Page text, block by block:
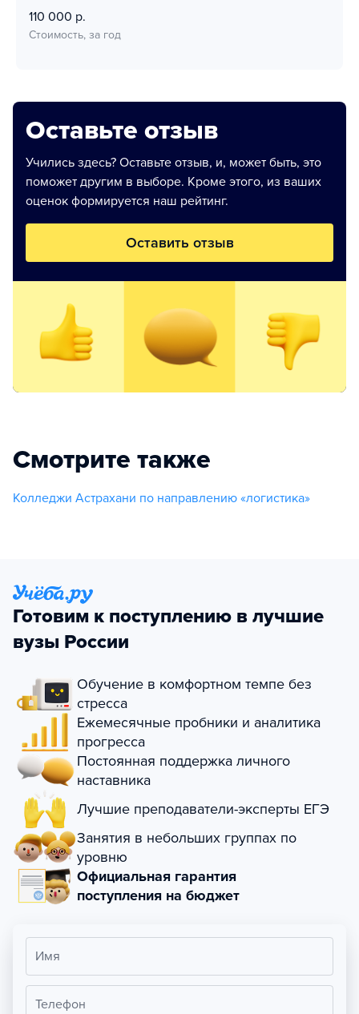
110 000 р.
Стоимость, за год
Оставьте отзыв
Учились здесь? Оставьте отзыв, и, может быть, это
поможет другим в выборе. Кроме этого, из ваших
оценок формируется наш рейтинг.
Оставить отзыв
Смотрите также
Колледжи Астрахани по направлению «логистика»
Готовим к поступлению в лучшие
вузы России
Обучение в комфортном темпе без
стресса
Ежемесячные пробники и аналитика
прогресса
Постоянная поддержка личного
наставника
Лучшие преподаватели-эксперты ЕГЭ
Занятия в небольших группах по
уровню
Официальная гарантия
поступления на бюджет
Имя
Телефон